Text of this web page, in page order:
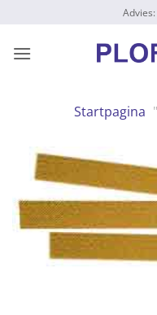
gaan
Startpagina "